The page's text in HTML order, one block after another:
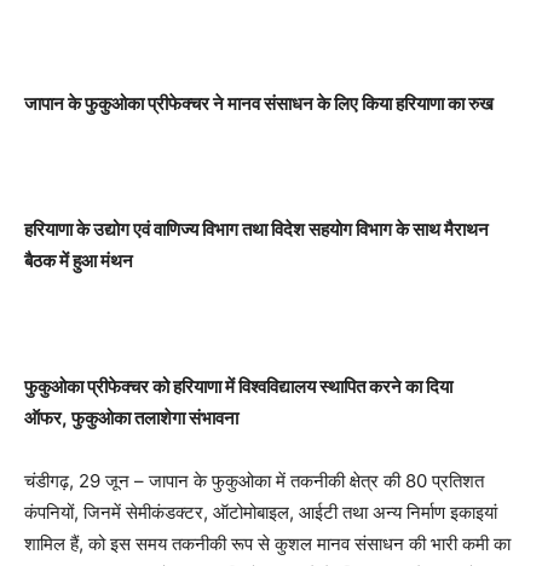
जापान के फुकुओका प्रीफेक्चर ने मानव संसाधन के लिए किया हरियाणा का रुख
हरियाणा के उद्योग एवं वाणिज्य विभाग तथा विदेश सहयोग विभाग के साथ मैराथन
बैठक में हुआ मंथन
फुकुओका प्रीफेक्चर को हरियाणा में विश्वविद्यालय स्थापित करने का दिया
ऑफर,फुकुओका तलाशेगा संभावना
चंडीगढ़, 29 जून – जापान के फुकुओका में तकनीकी क्षेत्र की 80 प्रतिशत
कंपनियों, जिनमें सेमीकंडक्टर, ऑटोमोबाइल, आईटी तथा अन्य निर्माण इकाइयां
शामिल हैं, को इस समय तकनीकी रूप से कुशल मानव संसाधन की भारी कमी का